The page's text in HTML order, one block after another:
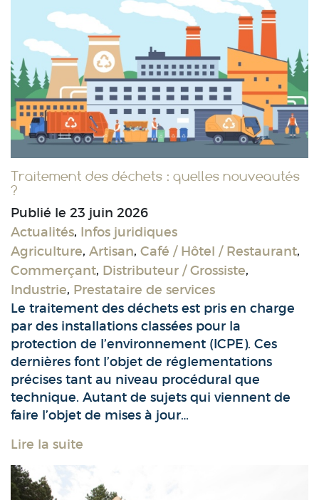
Traitement des déchets : quelles nouveautés
?
Publié le 23 juin 2026
Actualités, Infos juridiques
Agriculture, Artisan, Café / Hôtel / Restaurant,
Commerçant, Distributeur / Grossiste,
Industrie, Prestataire de services
Le traitement des déchets est pris en charge
par des installations classées pour la
protection de l’environnement (ICPE). Ces
dernières font l’objet de réglementations
précises tant au niveau procédural que
technique. Autant de sujets qui viennent de
faire l’objet de mises à jour…
Lire la suite